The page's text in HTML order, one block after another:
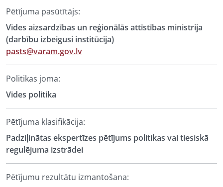
Pētījuma pasūtītājs:
Vides aizsardzības un reģionālās attīstības ministrija
(darbību izbeigusi institūcija)
pasts@varam.gov.lv
Politikas joma:
Vides politika
Pētījuma klasifikācija:
Padziļinātas ekspertīzes pētījums politikas vai tiesiskā
regulējuma izstrādei
Pētījumu rezultātu izmantošana: